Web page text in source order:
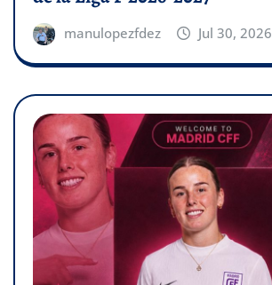
manulopezfdez Jul 30, 2026